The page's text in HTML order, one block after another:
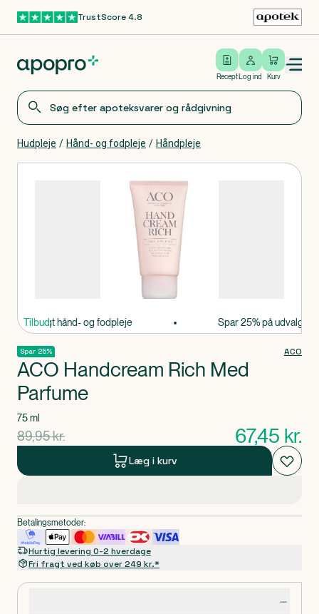
Gå til hovedindholdTrustScore 4.8
Recept
Log ind
Log ind Kurv
Open/close menu
Hudpleje / Hånd- og fodpleje / Håndpleje
Tilbud
på udvalgt hånd- og fodpleje Spar 25% på udvalgt
Spar 25% ACO
ACO Handcream Rich Med
Parfume
75 ml
67,45 kr.
gammel pris
89,95kr.
Læg i kurv
Betalingsmetoder:
Hurtig levering 0-2 hverdage
Fri fragt ved køb over 249 kr.*